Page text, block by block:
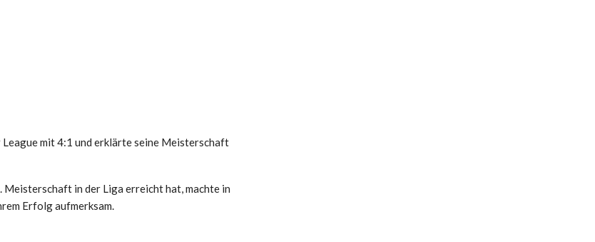
mit 4:1 und erklärte seine Meisterschaft
Meisterschaft in der Liga erreicht hat, machte in
Erfolg aufmerksam.